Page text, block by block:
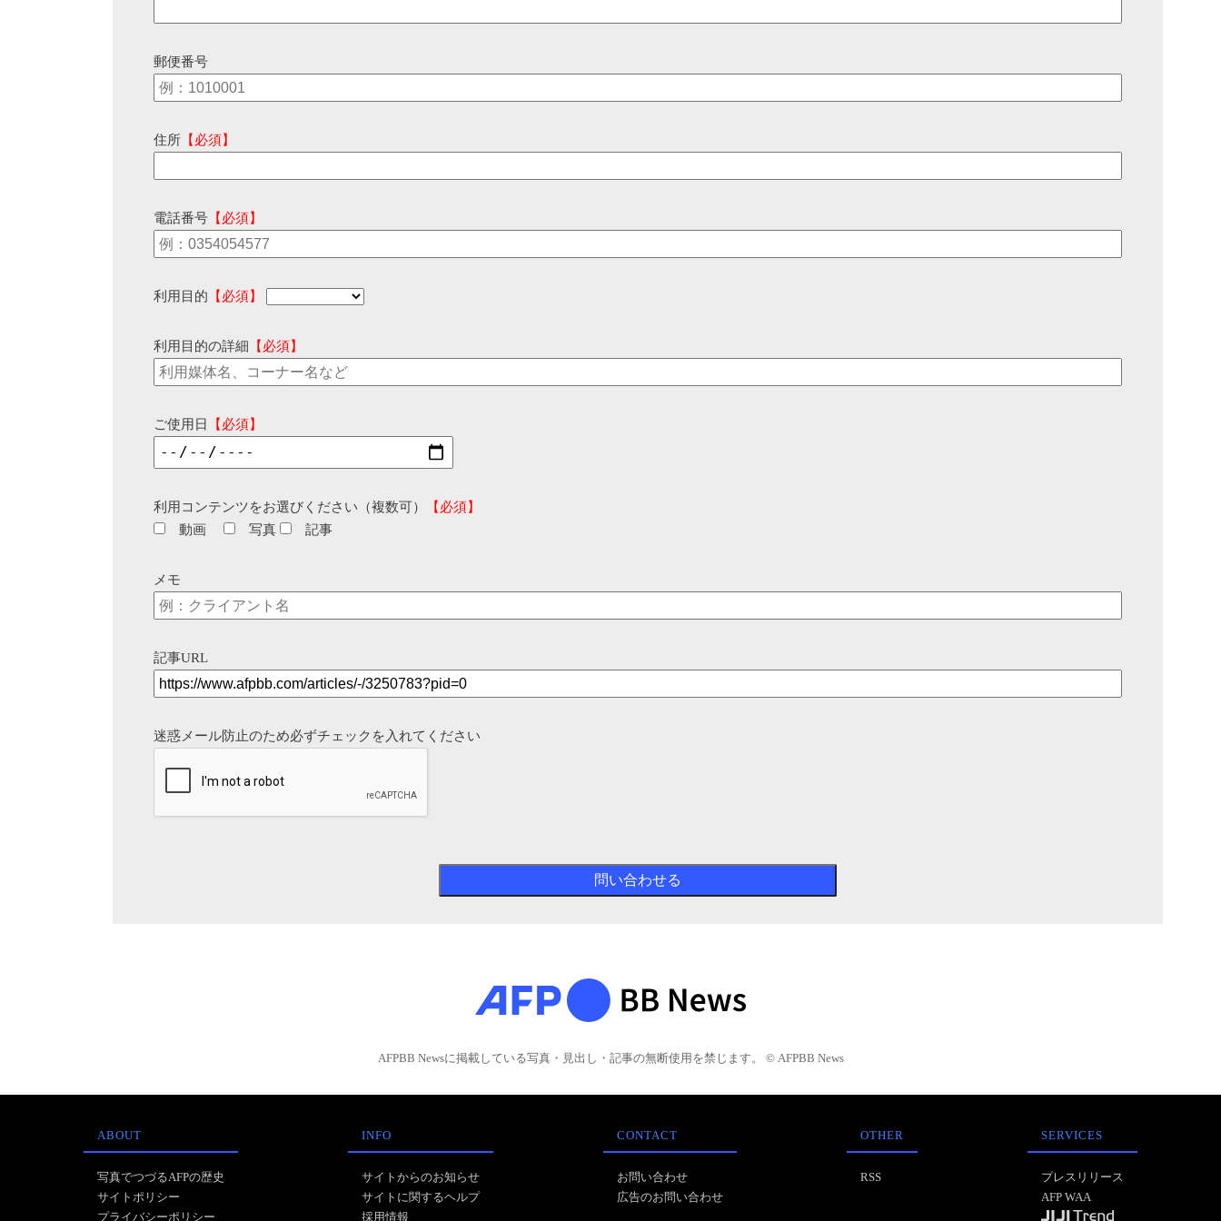
郵便番号
住所 【必須】
電話番号 【必須】
利用目的 【必須】
利用目的の詳細 【必須】
ご使用日 【必須】
利用コンテンツをお選びください（複数可）
【必須】
動画
写真 記事
メモ
記事URL
迷惑メール防止のため必ずチェックを入れてください
AFPBB Newsに掲載している写真・見出し・記事の無断使用を禁じます。 © AFPBB News
ABOUT
写真でつづるAFPの歴史
サイトポリシー
プライバシーポリシー
INFO
サイトからのお知らせ
サイトに関するヘルプ
採用情報
CONTACT
お問い合わせ
広告のお問い合わせ
OTHER
RSS
SERVICES
プレスリリース
AFP WAA